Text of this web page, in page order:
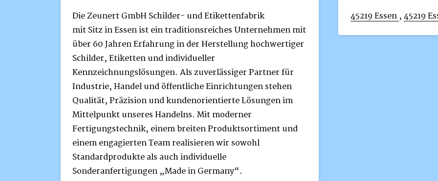
Die Zeunert GmbH Schilder- und Etikettenfabrik
mit Sitz in Essen ist ein traditionsreiches Unternehmen mit
über 60 Jahren Erfahrung in der Herstellung hochwertiger
Schilder, Etiketten und individueller
Kennzeichnungslösungen. Als zuverlässiger Partner für
Industrie, Handel und öffentliche Einrichtungen stehen
Qualität, Präzision und kundenorientierte Lösungen im
Mittelpunkt unseres Handelns. Mit moderner
Fertigungstechnik, einem breiten Produktsortiment und
einem engagierten Team realisieren wir sowohl
Standardprodukte als auch individuelle
Sonderanfertigungen „Made in Germany“.
45219 Essen , 45219